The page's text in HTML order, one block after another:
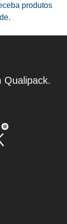
produtos
Qualipack.